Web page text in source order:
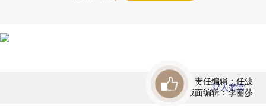
责任编辑：任波
版面编辑：李丽莎
37人赞赏